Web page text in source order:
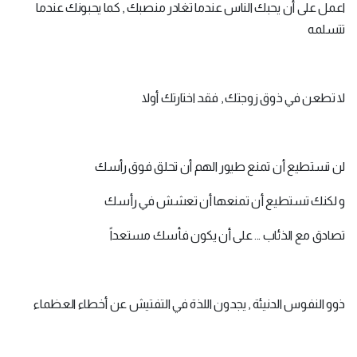
اعمل على أن يحبك الناس عندما تغادر منصبك , كما يحبونك عندما
تتسلمه
لا تطعن في ذوق زوجتك , فقد اختارتك أولا
لن تستطيع أن تمنع طيور الهم أن تحلق فوق رأسك
و لكنك تستطيع أن تمنعها أن تعشش في رأسك
تصادق مع الذئاب ... على أن يكون فأسك مستعداً
ذوو النفوس الدنيئة , يجدون اللذة في التفتيش عن أخطاء العظماء